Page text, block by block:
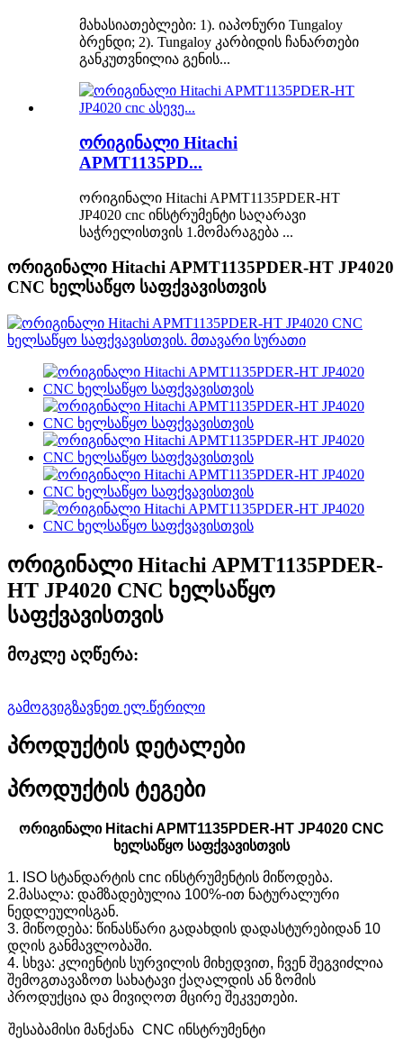
მახასიათებლები: 1). იაპონური Tungaloy
ბრენდი; 2). Tungaloy კარბიდის ჩანართები
განკუთვნილია გენის...
ორიგინალი Hitachi
APMT1135PD...
ორიგინალი Hitachi APMT1135PDER-HT
JP4020 cnc ინსტრუმენტი საღარავი
საჭრელისთვის 1.მომარაგება ...
ორიგინალი Hitachi APMT1135PDER-HT JP4020
CNC ხელსაწყო საფქვავისთვის
ორიგინალი Hitachi APMT1135PDER-
HT JP4020 CNC ხელსაწყო
საფქვავისთვის
მოკლე აღწერა:
გამოგვიგზავნეთ ელ.წერილი
პროდუქტის დეტალები
პროდუქტის ტეგები
ორიგინალი Hitachi APMT1135PDER-HT JP4020 CNC
ხელსაწყო საფქვავისთვის
1. ISO სტანდარტის cnc ინსტრუმენტის მიწოდება.
2.მასალა: დამზადებულია 100%-ით ნატურალური
ნედლეულისგან.
3. მიწოდება: წინასწარი გადახდის დადასტურებიდან 10
დღის განმავლობაში.
4. სხვა: კლიენტის სურვილის მიხედვით, ჩვენ შეგვიძლია
შემოგთავაზოთ სახატავი ქაღალდის ან ზომის
პროდუქცია და მივიღოთ მცირე შეკვეთები.
შესაბამისი მანქანა CNC ინსტრუმენტი